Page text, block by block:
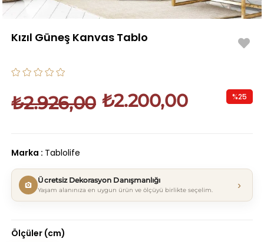
Kızıl Güneş Kanvas Tablo
₺2.926,00 ₺2.200,00 %25
Marka : Tablolife
Ücretsiz Dekorasyon Danışmanlığı
Yaşam alanınıza en uygun ürün ve ölçüyü birlikte seçelim. ›
Ölçüler (cm)